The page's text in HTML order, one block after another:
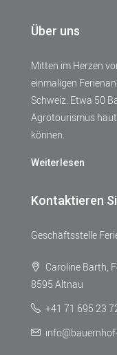
Über uns
Mitten im Herzen
einmaligen
Schweiz. Etwa 50
Agrotourismus
können.
Weiterlesen
Kontaktieren
Geschäftsstelle
Caroline Barth,
8595 Altnau
+41 71 695 23